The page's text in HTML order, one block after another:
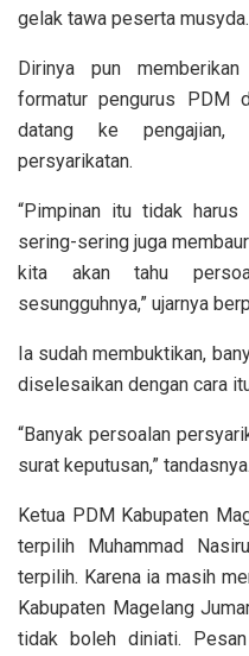
gelak tawa peserta musyda.
Dirinya pun
formatur pengurus PDM
datang ke pengajian,
persyarikatan.
“Pimpinan itu tidak
sering-sering juga
kita akan tahu
sesungguhnya,” ujarnya
Ia sudah membuktikan,
diselesaikan dengan cara
“Banyak persoalan
surat keputusan,” tandasnya.
Ketua PDM Kabupaten
terpilih Muhammad
terpilih. Karena ia masih
Kabupaten Magelang
tidak boleh diniati.